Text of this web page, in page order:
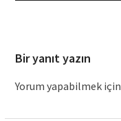
Bir yanıt yazın
Yorum yapabilmek için